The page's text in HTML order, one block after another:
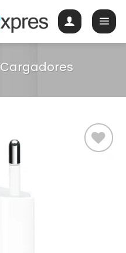
Cargadores